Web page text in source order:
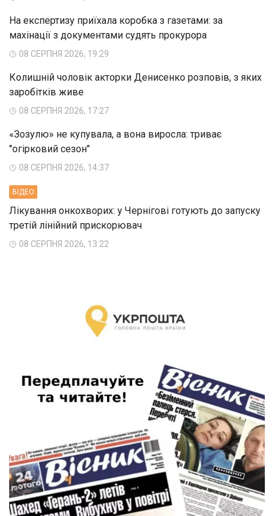
На експертизу приїхала коробка з газетами: за
махінації з документами судять прокурора
08 СЕРПНЯ 2026, 19:29
Колишній чоловік акторки Денисенко розповів, з яких
заробітків живе
08 СЕРПНЯ 2026, 17:27
«Зозулю» не купувала, а вона виросла: триває
"огірковий сезон"
08 СЕРПНЯ 2026, 14:37
ВIДЕО
Лікування онкохворих: у Чернігові готують до запуску
третій лінійний прискорювач
08 СЕРПНЯ 2026, 13:22